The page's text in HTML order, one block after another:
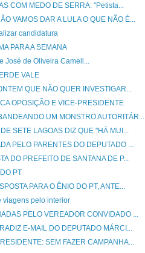
COM MEDO DE SERRA: "Petista...
VAMOS DAR A LULA O QUE NÃO É...
candidatura
PARA A SEMANA
José de Oliveira Camell...
VALE
QUE NÃO QUER INVESTIGAR...
OPOSIÇÃO E VICE-PRESIDENTE
UM MONSTRO AUTORITÁR...
SETE LAGOAS DIZ QUE "HÁ MUI...
PELO PARENTES DO DEPUTADO ...
DO PREFEITO DE SANTANA DE P...
PT
PARA O ÊNIO DO PT, ANTE...
viagens pelo interior
PELO VEREADOR CONVIDADO ...
E-MAIL DO DEPUTADO MÁRCI...
SEM FAZER CAMPANHA...